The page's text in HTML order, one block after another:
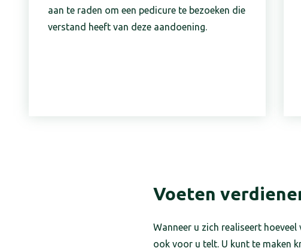
aan te raden om een pedicure te bezoeken die
verstand heeft van deze aandoening.
Voeten
Wanneer u zich realiseert
ook voor u telt. U kunt te maken